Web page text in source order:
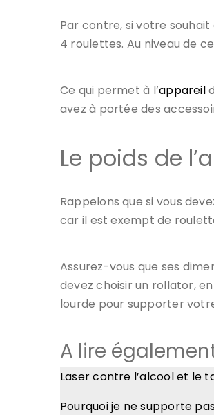
Par contre, si votre
4 roulettes. Au niveau de
Ce qui permet à l’appareil
avez à portée des
Le poids de
Rappelons que si vous
car il est exempt de
Assurez-vous que ses
devez choisir un rollator,
lourde pour supporter
A lire
Laser contre l’alcool et le
Pourquoi je ne supporte